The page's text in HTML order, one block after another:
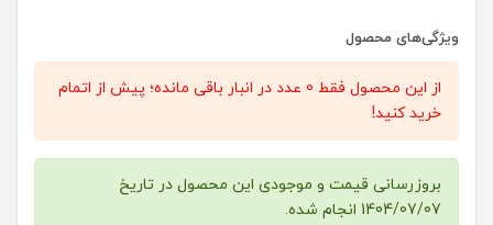
ویژگی‌های محصول
از این محصول فقط 0 عدد در انبار باقی مانده؛ پیش از اتمام
خرید کنید!
بروزرسانی قیمت و موجودی این محصول در تاریخ
1404/07/07 انجام شده.